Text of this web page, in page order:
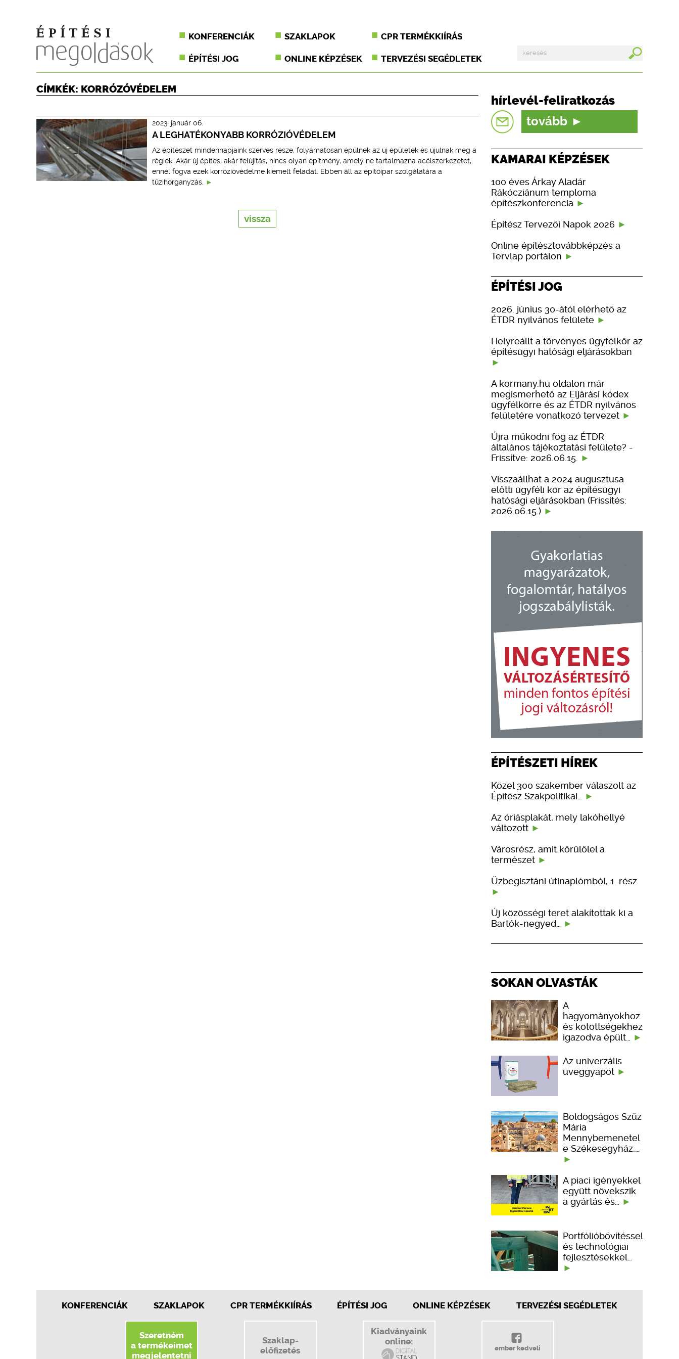
KONFERENCIÁK SZAKLAPOK CPR TERMÉKKIÍRÁS
ÉPÍTÉSI JOG ONLINE KÉPZÉSEK TERVEZÉSI SEGÉDLETEK
CÍMKÉK: KORRÓZÓVÉDELEM
2023. január 06.
A LEGHATÉKONYABB KORRÓZIÓVÉDELEM
Az építészet mindennapjaink szerves része, folyamatosan épülnek az új épületek és újulnak meg a
régiek. Akár új építés, akár felújítás, nincs olyan építmény, amely ne tartalmazna acélszerkezetet,
ennél fogva ezek korrózióvédelme kiemelt feladat. Ebben áll az építőipar szolgálatára a
tűzihorganyzás.
vissza
hírlevél-feliratkozás
tovább
KAMARAI KÉPZÉSEK
100 éves Árkay Aladár
Rákócziánum temploma
építészkonferencia
Építész Tervezői Napok 2026
Online építésztovábbképzés a
Tervlap portálon
ÉPÍTÉSI JOG
2026. június 30-ától elérhető az
ÉTDR nyilvános felülete
Helyreállt a törvényes ügyfélkör az
építésügyi hatósági eljárásokban
A kormany.hu oldalon már
megismerhető az Eljárási kódex
ügyfélkörre és az ÉTDR nyilvános
felületére vonatkozó tervezet
Újra működni fog az ÉTDR
általános tájékoztatási felülete? -
Frissítve: 2026.06.15.
Visszaállhat a 2024 augusztusa
előtti ügyféli kör az építésügyi
hatósági eljárásokban (Frissítés:
2026.06.15.)
ÉPÍTÉSZETI HÍREK
Közel 300 szakember válaszolt az
Építész Szakpolitikai…
Az óriásplakát, mely lakóhellyé
változott
Városrész, amit körülölel a
természet
Üzbegisztáni útinaplómból, 1. rész
Új közösségi teret alakítottak ki a
Bartók-negyed…
SOKAN OLVASTÁK
A
hagyományokhoz
és kötöttségekhez
igazodva épült…
Az univerzális
üveggyapot
Boldogságos Szűz
Mária
Mennybemenetel
e Székesegyház,…
A piaci igényekkel
együtt növekszik
a gyártás és…
Portfólióbővítéssel
és technológiai
fejlesztésekkel…
KONFERENCIÁK SZAKLAPOK CPR TERMÉKKIÍRÁS ÉPÍTÉSI JOG ONLINE KÉPZÉSEK TERVEZÉSI SEGÉDLETEK
Szeretném
a termékeimet
megjelentetni
Szaklap-
előfizetés
Kiadványaink
online:
ember kedveli